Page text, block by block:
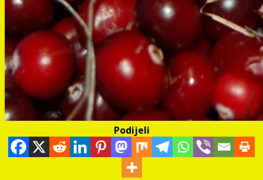
Podijeli